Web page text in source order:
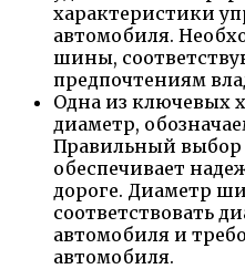
характеристики
автомобиля.
шины,
предпочтениям
Одна из ключевых
диаметр,
Правильный
обеспечивает
дороге. Диаметр
соответствовать
автомобиля и
автомобиля.